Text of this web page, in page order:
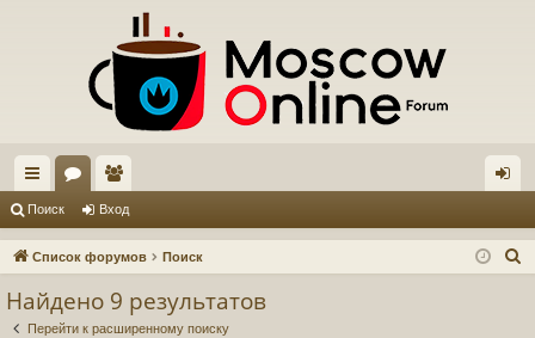
с
ы ум
ол
ьз д
Поиск Вход
Список форумов Поиск
Найдено 9 результатов
Перейти к расширенному поиску